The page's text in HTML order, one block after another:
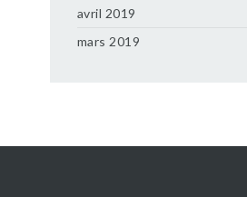
avril 2019
mars 2019